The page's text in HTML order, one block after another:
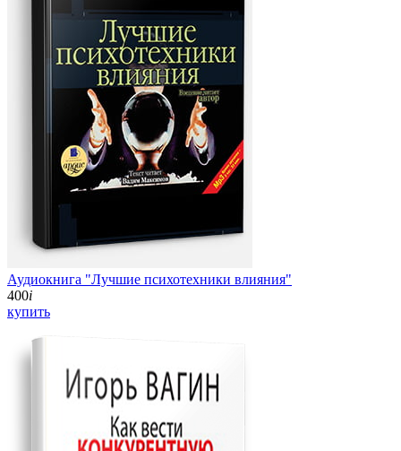
Аудиокнига "Лучшие психотехники влияния"
400i
купить